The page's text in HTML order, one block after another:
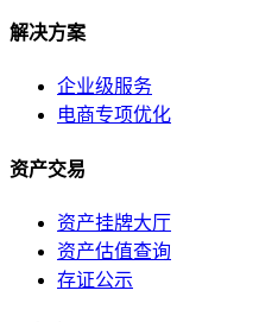
解决方案
企业级服务
电商专项优化
资产交易
资产挂牌大厅
资产估值查询
存证公示